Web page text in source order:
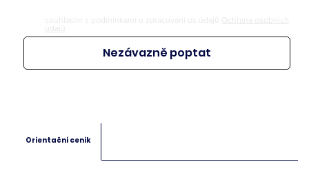
souhlasím s podmínkami o zpracování os.údajů
Ochrana osobních
údajů
Nezávazně poptat
Orientační ceník